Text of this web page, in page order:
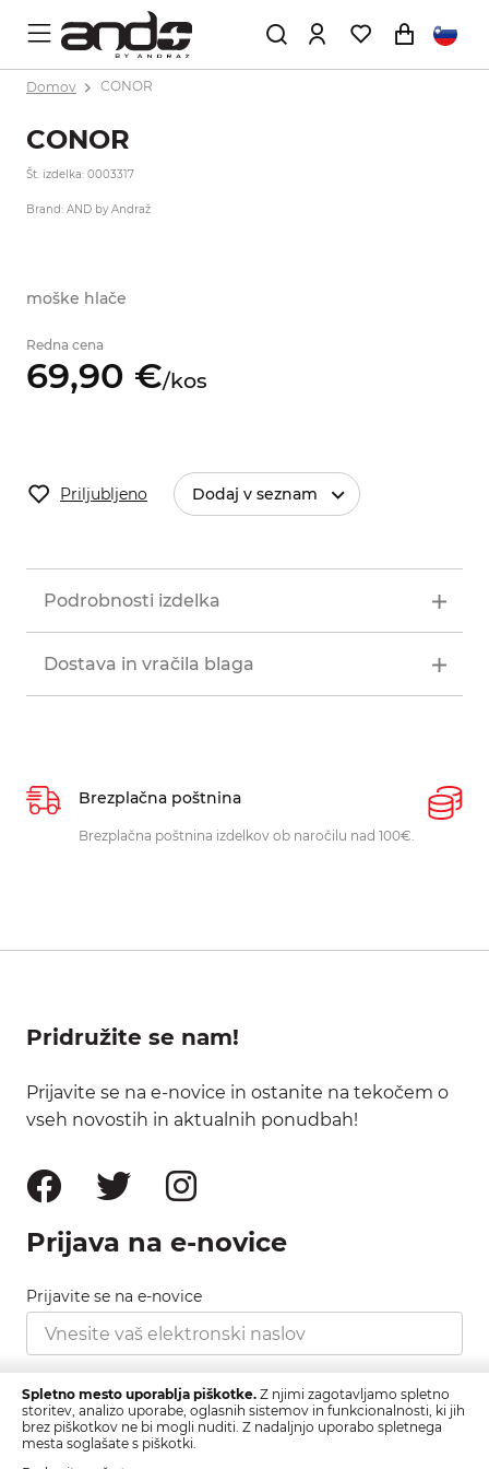
Domov CONOR
CONOR
Št. izdelka: 0003317
Brand: AND by Andraž
moške hlače
Redna cena
69,90 €/kos
Priljubljeno Dodaj v seznam
Podrobnosti izdelka
Dostava in vračila blaga
Brezplačna poštnina
Brezplačna poštnina izdelkov ob naročilu nad 100€.
Pridružite se nam!
Prijavite se na e-novice in ostanite na tekočem o
vseh novostih in aktualnih ponudbah!
Prijava na e-novice
Prijavite se na e-novice
Strinjam se s pravilnikom zasebnosti, ki ga najdete
tukaj.
Spletno mesto uporablja piškotke. Z njimi zagotavljamo spletno
storitev, analizo uporabe, oglasnih sistemov in funkcionalnosti, ki jih
brez piškotkov ne bi mogli nuditi. Z nadaljnjo uporabo spletnega
mesta soglašate s piškotki.